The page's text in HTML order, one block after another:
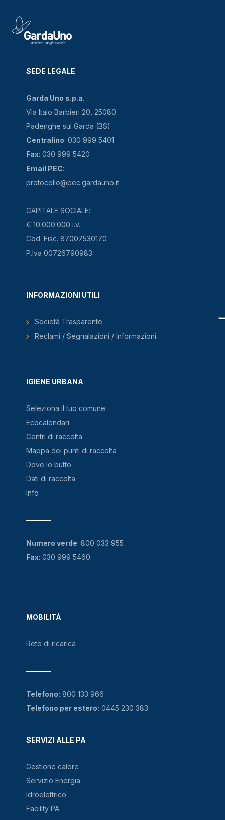
SEDE LEGALE
Garda Uno s.p.a.
Via Italo Barbieri 20, 25080
Padenghe sul Garda (BS)
Centralino: 030 999 5401
Fax: 030 999 5420
Email PEC:
protocollo@pec.gardauno.it
CAPITALE SOCIALE:
€ 10.000.000 i.v.
Cod. Fisc. 87007530170
P.Iva 00726790983
IGIENE URBANA
Seleziona il tuo comune
Ecocalendari
Centri di raccolta
Mappa dei punti di raccolta
Dove lo butto
Dati di raccolta
Info
MOBILITÀ
Rete di ricarica
SERVIZI ALLE PA
Gestione calore
Servizio Energia
Idroelettrico
Facility PA
INFORMAZIONI UTILI
Società Trasparente
Reclami / Segnalazioni / Informazioni
Numero verde: 800 033 955
Fax: 030 999 5460
Telefono: 800 133 966
Telefono per estero: 0445 230 383